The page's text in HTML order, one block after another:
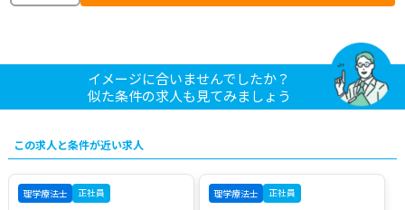
イメージに合いませんでしたか？
似た条件の求人も見てみましょう
この求人と条件が近い求人
理学療法士 正社員 理学療法士 正社員